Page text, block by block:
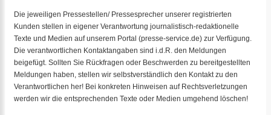
Die jeweiligen Pressestellen/ Pressesprecher unserer registrierten
Kunden stellen in eigener Verantwortung journalistisch-redaktionelle
Texte und Medien auf unserem Portal (presse-service.de) zur Verfügung.
Die verantwortlichen Kontaktangaben sind i.d.R. den Meldungen
beigefügt. Sollten Sie Rückfragen oder Beschwerden zu bereitgestellten
Meldungen haben, stellen wir selbstverständlich den Kontakt zu den
Verantwortlichen her! Bei konkreten Hinweisen auf Rechtsverletzungen
werden wir die entsprechenden Texte oder Medien umgehend löschen!